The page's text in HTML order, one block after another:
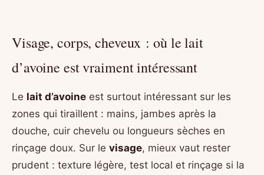
Visage, corps, cheveux : où le lait
d’avoine est vraiment intéressant
Le lait d’avoine est surtout intéressant sur les
zones qui tiraillent : mains, jambes après la
douche, cuir chevelu ou longueurs sèches en
rinçage doux. Sur le visage, mieux vaut rester
prudent : texture légère, test local et rinçage si la